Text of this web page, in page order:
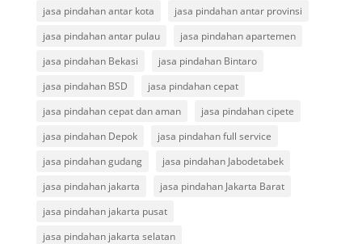
jasa pindahan antar kota
jasa pindahan antar provinsi
jasa pindahan antar pulau
jasa pindahan apartemen
jasa pindahan Bekasi
jasa pindahan Bintaro
jasa pindahan BSD
jasa pindahan cepat
jasa pindahan cepat dan aman
jasa pindahan cipete
jasa pindahan Depok
jasa pindahan full service
jasa pindahan gudang
jasa pindahan Jabodetabek
jasa pindahan jakarta
jasa pindahan Jakarta Barat
jasa pindahan jakarta pusat
jasa pindahan jakarta selatan